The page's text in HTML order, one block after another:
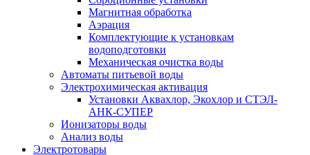
Магнитная обработка
Аэрация
Комплектующие к установкам
водоподготовки
Механическая очистка воды
Автоматы питьевой воды
Электрохимическая активация
Установки Аквахлор, Экохлор и СТЭЛ-
АНК-СУПЕР
Ионизаторы воды
Анализ воды
Электротовары